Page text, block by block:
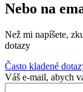
Nebo na
Než mi napíšete,
dotazy
Často kladené
Váš e-mail, abych